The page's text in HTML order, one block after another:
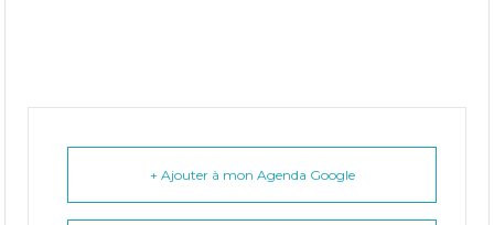
+ Ajouter à mon Agenda Google